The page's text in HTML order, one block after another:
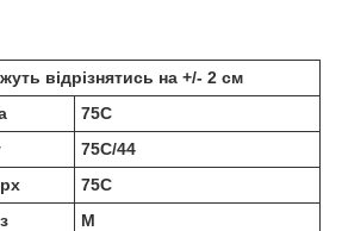
відрізнятись на +/- 2 см
75C
75C/44
75C
M